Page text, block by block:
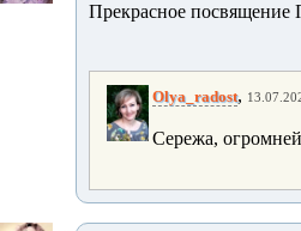
Прекрасное посвящение
Olya_radost,
Сережа,